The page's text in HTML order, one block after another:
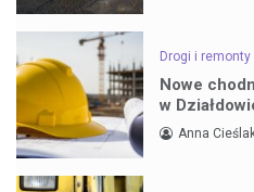
Drogi i remonty
Nowe
w
Anna